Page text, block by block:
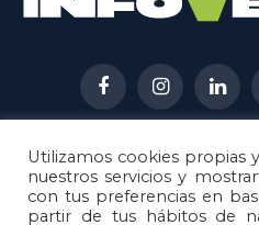
FacebookInstagram
AVISO LEGAL
POLÍTICA DE
POLÍTICA DE
Utilizamos cookies propias
nuestros servicios y
con tus preferencias en
partir de tus hábitos de